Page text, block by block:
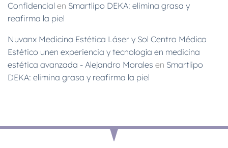
Confidencial en Smartlipo DEKA: elimina grasa y
reafirma la piel
Nuvanx Medicina Estética Láser y Sol Centro Médico
Estético unen experiencia y tecnología en medicina
estética avanzada - Alejandro Morales en Smartlipo
DEKA: elimina grasa y reafirma la piel